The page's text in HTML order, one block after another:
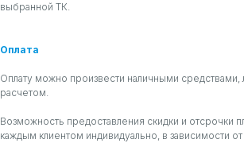
выбранной ТК.
Оплата
Оплату можно произвести наличными средствами,
расчетом.
Возможность предоставления скидки и отсрочки
каждым клиентом индивидуально, в зависимости